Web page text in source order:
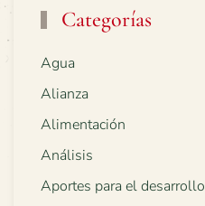
Categorías
Agua
Alianza
Alimentación
Análisis
Aportes para el desarrollo